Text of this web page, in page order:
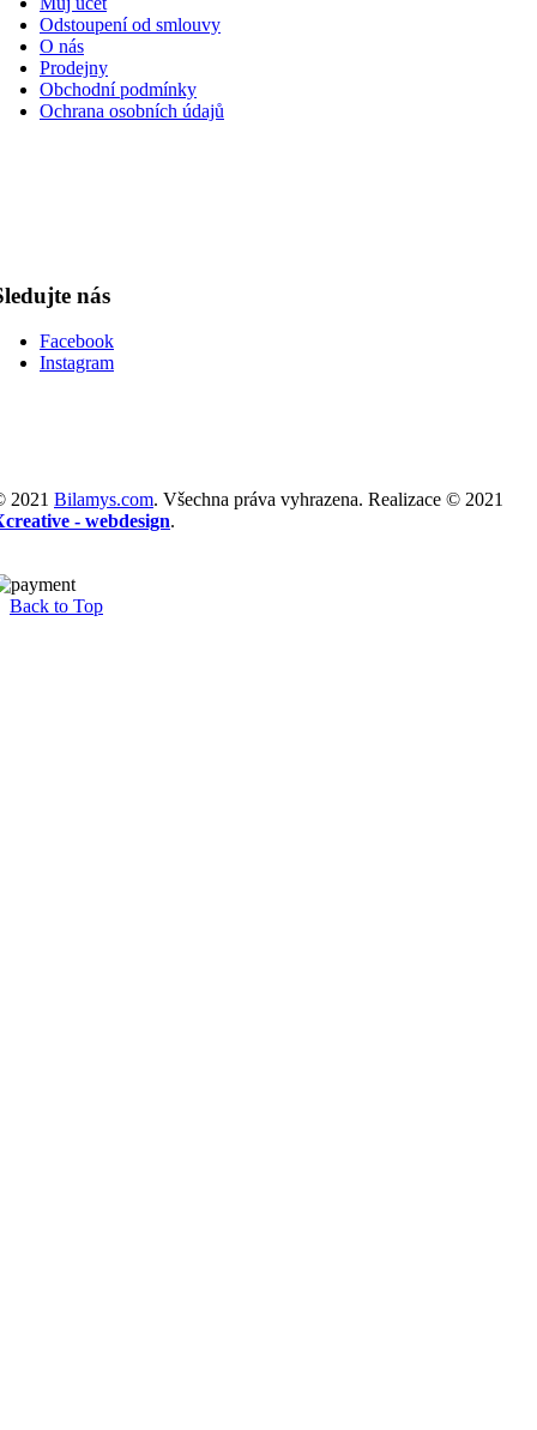
Odstoupení od smlouvy
O nás
Prodejny
Obchodní podmínky
Ochrana osobních údajů
nás
Facebook
Instagram
2021 Bilamys.com. Všechna práva vyhrazena. Realizace © 2021
- webdesign.
Back to Top